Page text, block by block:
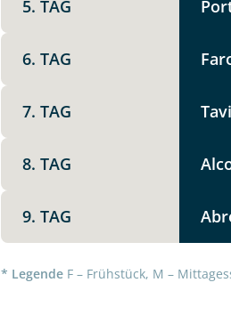
5. TAG
6. TAG
7. TAG
8. TAG
9. TAG
* Legende F – Frühstück, M –
Option 1
Weitere